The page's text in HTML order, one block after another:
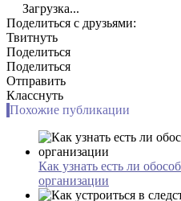
Загрузка...
Поделиться с друзьями:
Твитнуть
Поделиться
Поделиться
Отправить
Класснуть
Похожие публикации
Как узнать есть ли
организации